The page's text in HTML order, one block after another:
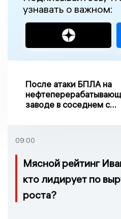
узнавать о важном:
После атаки БПЛА на
заводе в соседнем с
09:00
Мясной рейтинг
кто лидирует по
роста?